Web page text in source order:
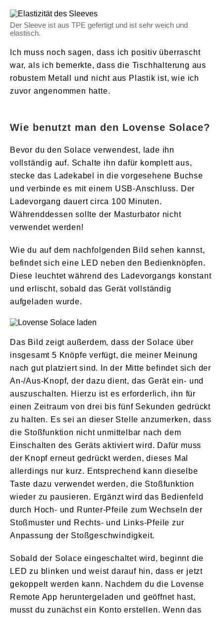
Der Sleeve ist aus TPE gefertigt und ist sehr weich und
elastisch.
Ich muss noch sagen, dass ich positiv überrascht
war, als ich bemerkte, dass die Tischhalterung aus
robustem Metall und nicht aus Plastik ist, wie ich
zuvor angenommen hatte.
Wie benutzt man den Lovense Solace?
Bevor du den Solace verwendest, lade ihn
vollständig auf. Schalte ihn dafür komplett aus,
stecke das Ladekabel in die vorgesehene Buchse
und verbinde es mit einem USB-Anschluss. Der
Ladevorgang dauert circa 100 Minuten.
Währenddessen sollte der Masturbator nicht
verwendet werden!
Wie du auf dem nachfolgenden Bild sehen kannst,
befindet sich eine LED neben den Bedienknöpfen.
Diese leuchtet während des Ladevorgangs konstant
und erlischt, sobald das Gerät vollständig
aufgeladen wurde.
Das Bild zeigt außerdem, dass der Solace über
insgesamt 5 Knöpfe verfügt, die meiner Meinung
nach gut platziert sind. In der Mitte befindet sich der
An-/Aus-Knopf, der dazu dient, das Gerät ein- und
auszuschalten. Hierzu ist es erforderlich, ihn für
einen Zeitraum von drei bis fünf Sekunden gedrückt
zu halten. Es sei an dieser Stelle anzumerken, dass
die Stoßfunktion nicht unmittelbar nach dem
Einschalten des Geräts aktiviert wird. Dafür muss
der Knopf erneut gedrückt werden, dieses Mal
allerdings nur kurz. Entsprechend kann dieselbe
Taste dazu verwendet werden, die Stoßfunktion
wieder zu pausieren. Ergänzt wird das Bedienfeld
durch Hoch- und Runter-Pfeile zum Wechseln der
Stoßmuster und Rechts- und Links-Pfeile zur
Anpassung der Stoßgeschwindigkeit.
Sobald der Solace eingeschaltet wird, beginnt die
LED zu blinken und weist darauf hin, dass er jetzt
gekoppelt werden kann. Nachdem du die Lovense
Remote App heruntergeladen und geöffnet hast,
musst du zunächst ein Konto erstellen. Wenn das